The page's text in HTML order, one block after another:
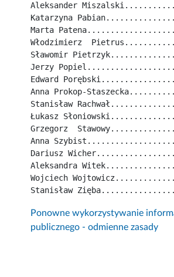
Aleksander
Katarzyna
Marta
Włodzimierz
Sławomir
Jerzy
Edward
Anna Prokop-
Stanisław
Łukasz
Grzegorz
Anna
Dariusz
Aleksandra
Wojciech
Stanisław
Ponowne wykorzystywanie
publicznego - odmienne zasady